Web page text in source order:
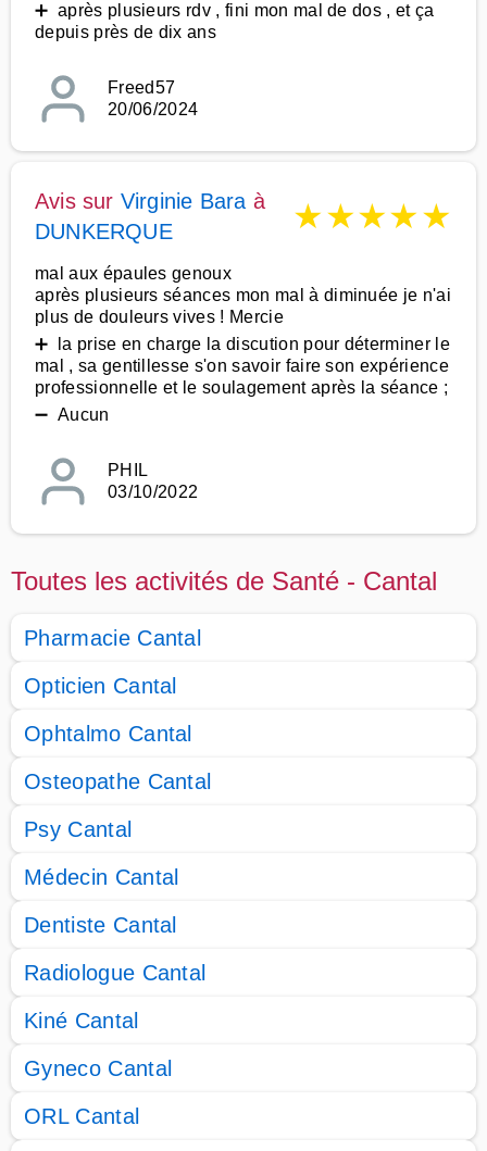
➕ après plusieurs rdv , fini mon mal de dos , et ça
depuis près de dix ans
Freed57
20/06/2024
Avis sur Virginie Bara à
DUNKERQUE
★★★★★
mal aux épaules genoux
après plusieurs séances mon mal à diminuée je n'ai
plus de douleurs vives ! Mercie
➕ la prise en charge la discution pour déterminer le
mal , sa gentillesse s'on savoir faire son expérience
professionnelle et le soulagement après la séance ;
➖ Aucun
PHIL
03/10/2022
Toutes les activités de Santé - Cantal
Pharmacie Cantal
Opticien Cantal
Ophtalmo Cantal
Osteopathe Cantal
Psy Cantal
Médecin Cantal
Dentiste Cantal
Radiologue Cantal
Kiné Cantal
Gyneco Cantal
ORL Cantal